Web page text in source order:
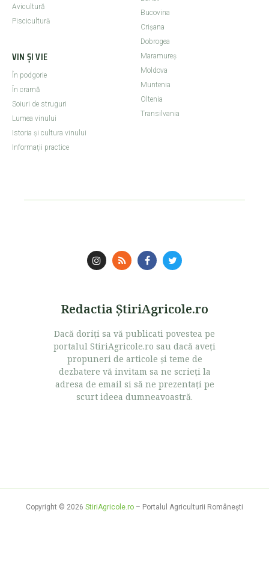
Avicultură
Piscicultură
VIN ȘI VIE
În podgorie
În cramă
Soiuri de struguri
Lumea vinului
Istoria şi cultura vinului
Informaţii practice
Bucovina
Crişana
Dobrogea
Maramureş
Moldova
Muntenia
Oltenia
Transilvania
Redactia ŞtiriAgricole.ro
Dacă doriţi sa vă publicati povestea pe
portalul StiriAgricole.ro sau dacă aveţi
propuneri de articole şi teme de
dezbatere vă invitam sa ne scrieţi la
adresa de email si să ne prezentaţi pe
scurt ideea dumneavoastră.
Copyright © 2026 StiriAgricole.ro – Portalul Agriculturii Româneşti